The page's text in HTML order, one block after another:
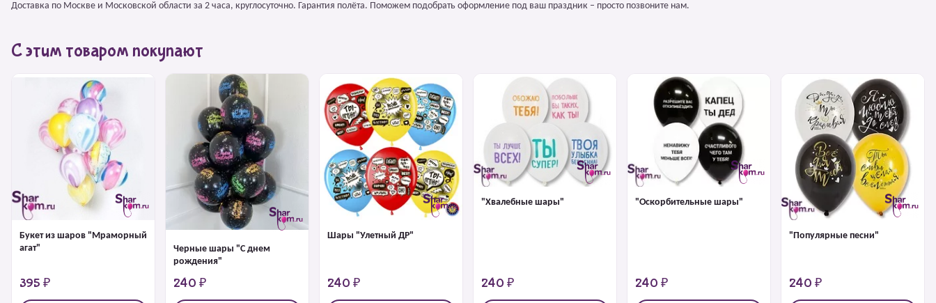
Доставка по Москве и Московской области за 2 часа, круглосуточно. Гарантия полёта. Поможем подобрать оформление под ваш праздник – просто позвоните нам.
С этим товаром покупают
Букет из шаров "Мраморный
агат"
395 ₽
Черные шары "С днем
рождения"
240 ₽
Шары "Улетный ДР"
240 ₽
"Хвалебные шары"
240 ₽
"Оскорбительные шары"
240 ₽
"Популярные песни"
240 ₽